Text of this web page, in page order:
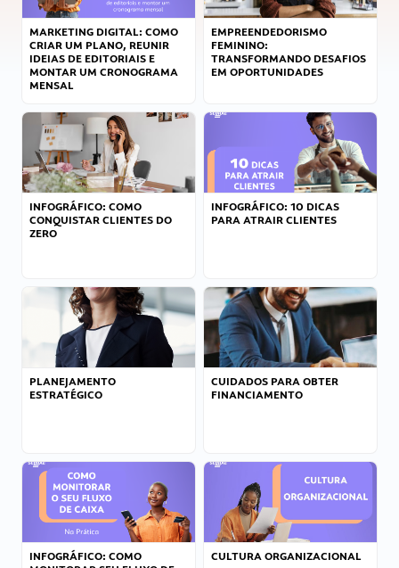
MARKETING DIGITAL: COMO
CRIAR UM PLANO, REUNIR
IDEIAS DE EDITORIAIS E
MONTAR UM CRONOGRAMA
MENSAL
EMPREENDEDORISMO
FEMININO:
TRANSFORMANDO DESAFIOS
EM OPORTUNIDADES
INFOGRÁFICO: COMO
CONQUISTAR CLIENTES DO
ZERO
INFOGRÁFICO: 10 DICAS
PARA ATRAIR CLIENTES
PLANEJAMENTO
ESTRATÉGICO
CUIDADOS PARA OBTER
FINANCIAMENTO
INFOGRÁFICO: COMO
CULTURA ORGANIZACIONAL